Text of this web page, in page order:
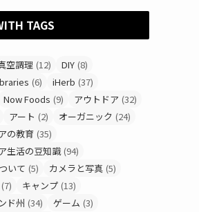
TAGS
空調理 (12) DIY (8)
(6) iHerb (37)
Now Foods (9) アウトドア (32)
アート (2) オーガニック (24)
の教育 (35)
生活の豆知識 (94)
いて (5) カメラと写真 (5)
(7) キャンプ (13)
ド州 (34) ゲーム (3)